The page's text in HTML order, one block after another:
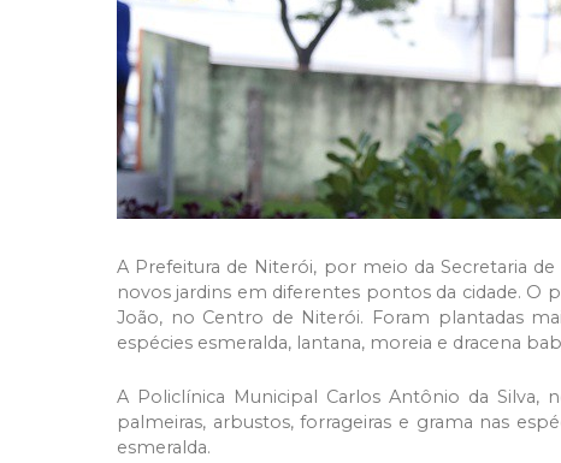
A Prefeitura de Niterói, por meio da Secretaria
novos jardins em diferentes pontos da cidade. O
João, no Centro de Niterói. Foram plantadas
espécies esmeralda, lantana, moreia e dracena
A Policlínica Municipal Carlos Antônio da
palmeiras, arbustos, forrageiras e grama nas
esmeralda.